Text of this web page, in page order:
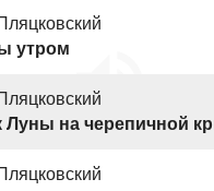
утром
Луны на черепичной